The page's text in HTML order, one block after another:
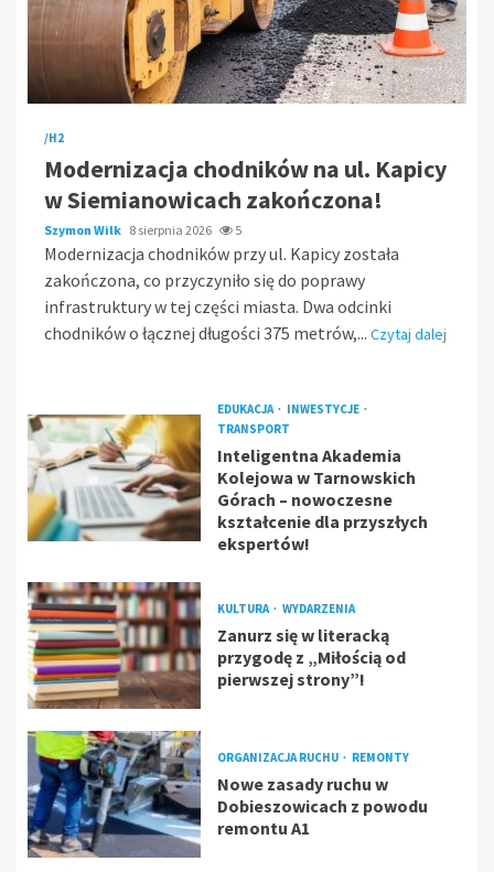
/H2
Modernizacja chodników na ul. Kapicy
w Siemianowicach zakończona!
Szymon Wilk 8 sierpnia 2026 5
Modernizacja chodników przy ul. Kapicy została
zakończona, co przyczyniło się do poprawy
infrastruktury w tej części miasta. Dwa odcinki
chodników o łącznej długości 375 metrów,... Czytaj dalej
EDUKACJA
INWESTYCJE
TRANSPORT
Inteligentna Akademia
Kolejowa w Tarnowskich
Górach – nowoczesne
kształcenie dla przyszłych
ekspertów!
KULTURA WYDARZENIA
Zanurz się w literacką
przygodę z „Miłością od
pierwszej strony”!
ORGANIZACJA RUCHU REMONTY
Nowe zasady ruchu w
Dobieszowicach z powodu
remontu A1